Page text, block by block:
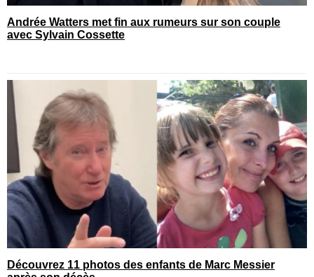
Andrée Watters met fin aux rumeurs sur son couple
avec Sylvain Cossette
Découvrez 11 photos des enfants de Marc Messier